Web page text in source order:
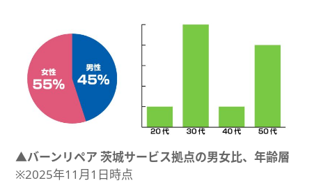
▲バーンリペア 茨城サービス拠点の男女比、年齢層
※2025年11月1日時点